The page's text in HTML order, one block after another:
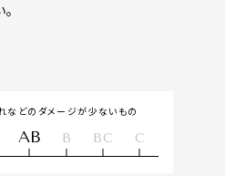
などのダメージが少ないもの
AB B BC C